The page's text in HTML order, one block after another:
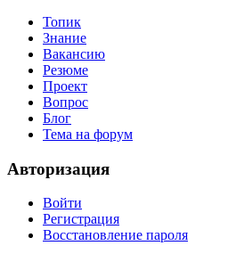
Топик
Знание
Вакансию
Резюме
Проект
Вопрос
Блог
Тема на форум
Авторизация
Войти
Регистрация
Восстановление пароля